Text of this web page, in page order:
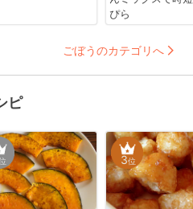
ぴら
ごぼうのカテゴリへ
ピ
3位